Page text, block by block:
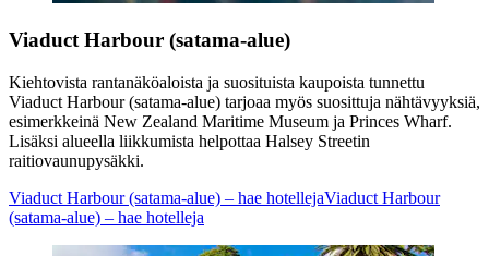
Viaduct Harbour (satama-alue)
Kiehtovista rantanäköaloista ja suosituista kaupoista tunnettu
Viaduct Harbour (satama-alue) tarjoaa myös suosittuja nähtävyyksiä,
esimerkkeinä New Zealand Maritime Museum ja Princes Wharf.
Lisäksi alueella liikkumista helpottaa Halsey Streetin
raitiovaunupysäkki.
Viaduct Harbour (satama-alue) – hae hotellejaViaduct Harbour
(satama-alue) – hae hotelleja